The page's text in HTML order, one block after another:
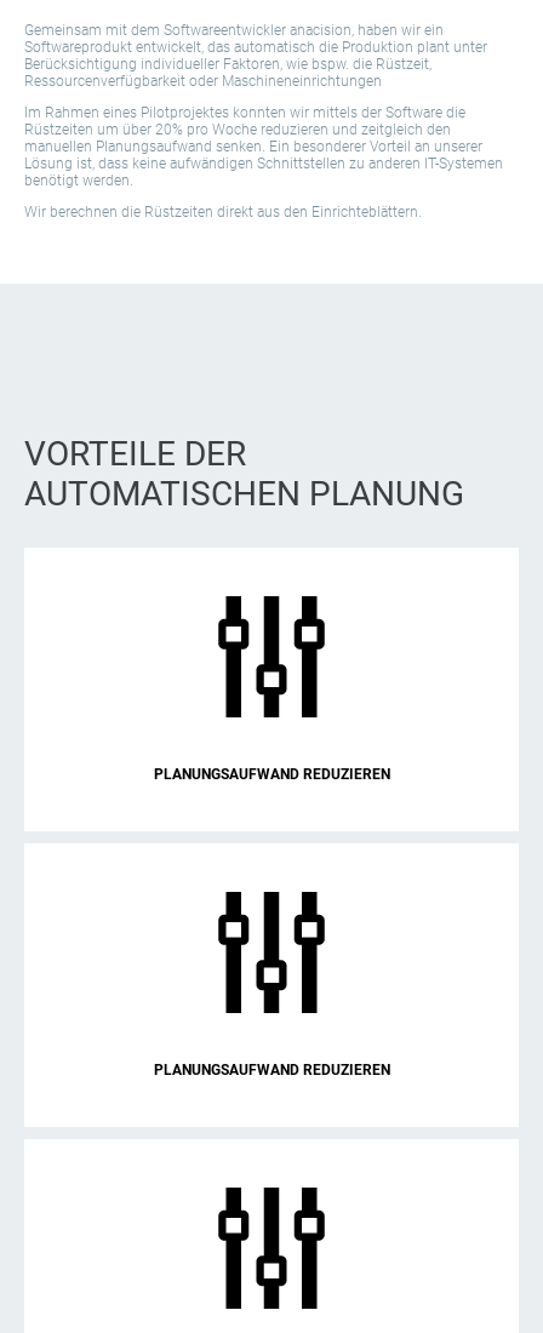
Gemeinsam mit dem Softwareentwickler anacision, haben wir ein
Softwareprodukt entwickelt, das automatisch die Produktion plant unter
Berücksichtigung individueller Faktoren, wie bspw. die Rüstzeit,
Ressourcenverfügbarkeit oder Maschineneinrichtungen
Im Rahmen eines Pilotprojektes konnten wir mittels der Software die
Rüstzeiten um über 20% pro Woche reduzieren und zeitgleich den
manuellen Planungsaufwand senken. Ein besonderer Vorteil an unserer
Lösung ist, dass keine aufwändigen Schnittstellen zu anderen IT-Systemen
benötigt werden.
Wir berechnen die Rüstzeiten direkt aus den Einrichteblättern.
VORTEILE DER
AUTOMATISCHEN PLANUNG
PLANUNGSAUFWAND REDUZIEREN
PLANUNGSAUFWAND REDUZIEREN